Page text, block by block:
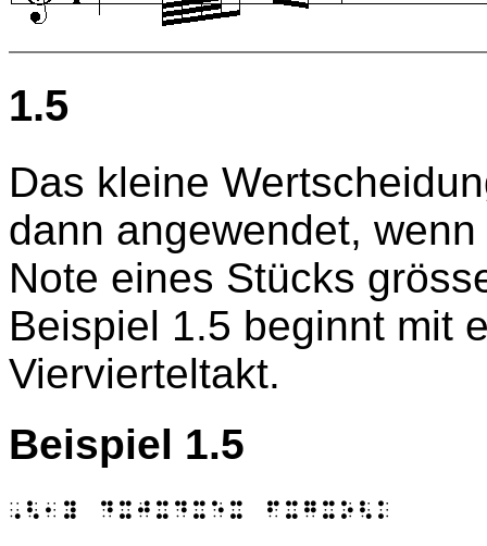
1.5
Das kleine
dann angewendet,
Note eines Stücks
Beispiel 1.5 beginnt mit
Viervierteltakt.
Beispiel 1.5